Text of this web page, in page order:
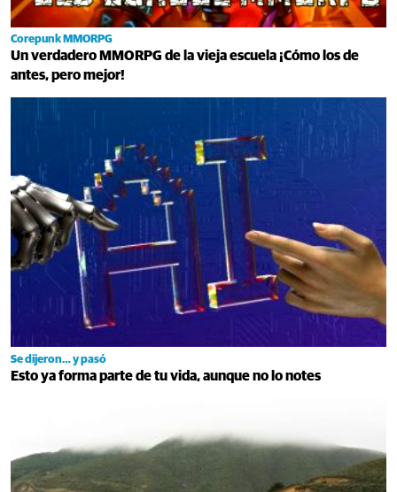
Corepunk MMORPG
Un verdadero MMORPG de la vieja escuela ¡Cómo los de
antes, pero mejor!
Se dijeron… y pasó
Esto ya forma parte de tu vida, aunque no lo notes